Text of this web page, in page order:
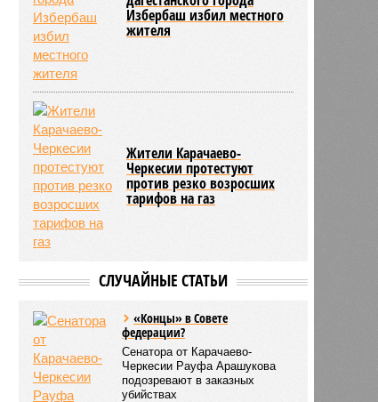
Избербаш избил местного
жителя
Жители Карачаево-
Черкесии протестуют
против резко возросших
тарифов на газ
СЛУЧАЙНЫЕ СТАТЬИ
«Концы» в Совете
федерации?
Сенатора от Карачаево-
Черкесии Рауфа Арашукова
подозревают в заказных
убийствах